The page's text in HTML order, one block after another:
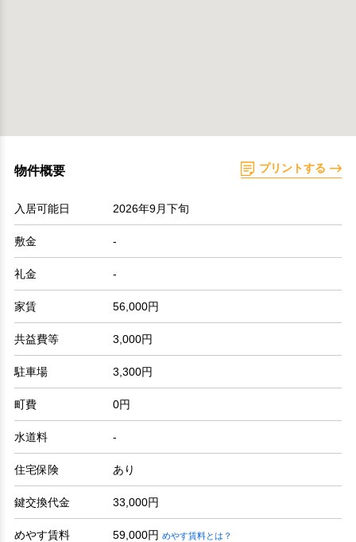
物件概要 プリントする
入居可能日 2026年9月下旬
敷金 -
礼金 -
家賃 56,000円
共益費等 3,000円
駐車場 3,300円
町費 0円
水道料 -
住宅保険 あり
鍵交換代金 33,000円
めやす賃料 59,000円 めやす賃料とは？